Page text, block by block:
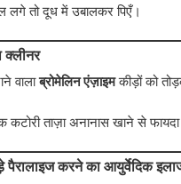
लगे तो दूध में उबालकर पिएँ।
क्लीनर
वालाब्रोमेलिन एंज़ाइमकीड़ों को
कटोरी ताज़ा अनानास खाने से फायदा
पैरालाइज करने का आयुर्वेदिक